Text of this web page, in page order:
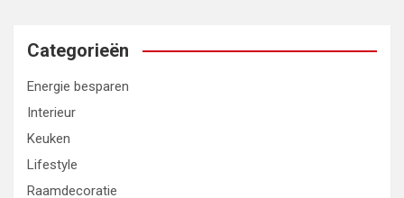
Categorieën
Energie besparen
Interieur
Keuken
Lifestyle
Raamdecoratie